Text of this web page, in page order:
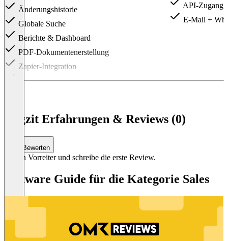
Änderungshistorie
Globale Suche
Berichte & Dashboard
PDF-Dokumentenerstellung
Zapier-Integration
Mobile App
API-Zugang
E-Mail +
Orgzit Erfahrungen & Reviews (0)
Bewerten
Sei ein Vorreiter und schreibe die erste Review.
Software Guide für die Kategorie Sales